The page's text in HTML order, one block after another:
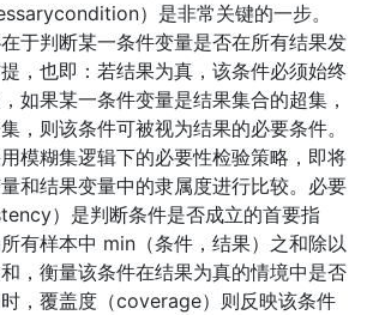
）是非常关键的一步。
于判断某一条件变量是否在所有结果发
，也即：若结果为真，该条件必须始终
如果某一条件变量是结果集合的超集，
，则该条件可被视为结果的必要条件。
模糊集逻辑下的必要性检验策略，即将
和结果变量中的隶属度进行比较。必要
）是判断条件是否成立的首要指
有样本中 min（条件，结果）之和除以
，衡量该条件在结果为真的情境中是否
，覆盖度（coverage）则反映该条件